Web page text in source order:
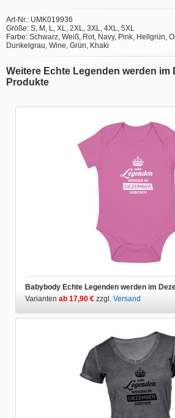
Art-Nr.: UMK019936
Größe: S, M, L, XL, 2XL, 3XL, 4XL, 5XL
Farbe: Schwarz, Weiß, Rot, Navy, Pink, Hellgrün,
Dunkelgrau, Wine, Grün, Khaki
Weitere Echte Legenden werden im
Produkte
Babybody Echte Legenden werden im
Varianten ab 17,90 € zzgl. Versand